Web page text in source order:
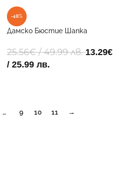
-48%
Дамско Бюстие Шапка
25.56€/ 49.99 лв.13.29€
/ 25.99 лв.
… 9 10 11 →